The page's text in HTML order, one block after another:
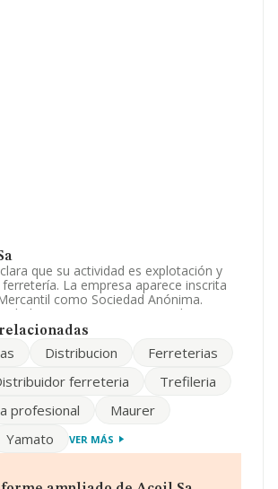
que su actividad es explotación y
La empresa aparece inscrita
como Sociedad Anónima.
CNAE como 'Comercio al por
pintura y vidrio en establecimientos
exportación.
se ha incrementado un 7% y
de empleados ha estado por
de empresas elaborado por
Distribucion
Ferreterias
ferreteria
Trefileria
profesional
Maurer
Yamato VER MÁS